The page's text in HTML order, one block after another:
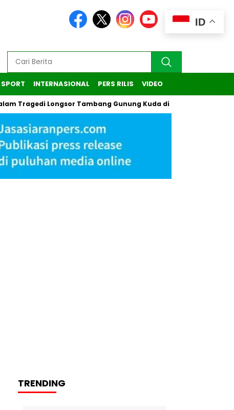
SPORT INTERNASIONAL PERS RILIS VIDEO
Longsor Tambang Gunung Kuda di Cirebon
TRENDING
ID